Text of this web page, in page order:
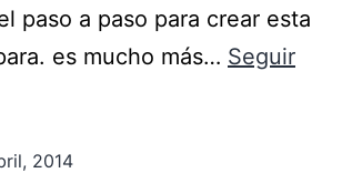
paso a paso para crear esta
es mucho más… Seguir
2014